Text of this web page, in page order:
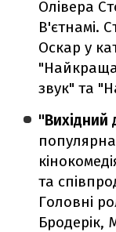
Олівера
В'єтнамі.
Оскар у
звук" та
та
Головні
Бродерік,